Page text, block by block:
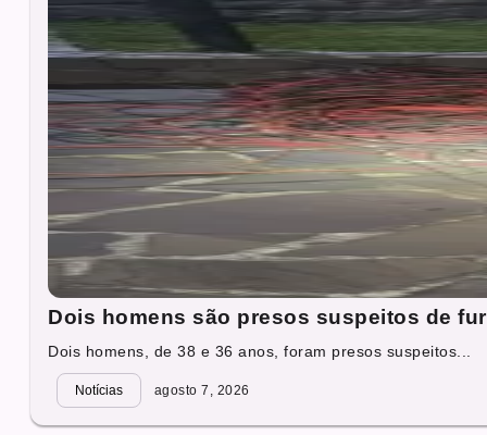
Dois homens são presos suspeitos de
Dois homens, de 38 e 36 anos, foram presos suspeitos...
Notícias agosto 7, 2026